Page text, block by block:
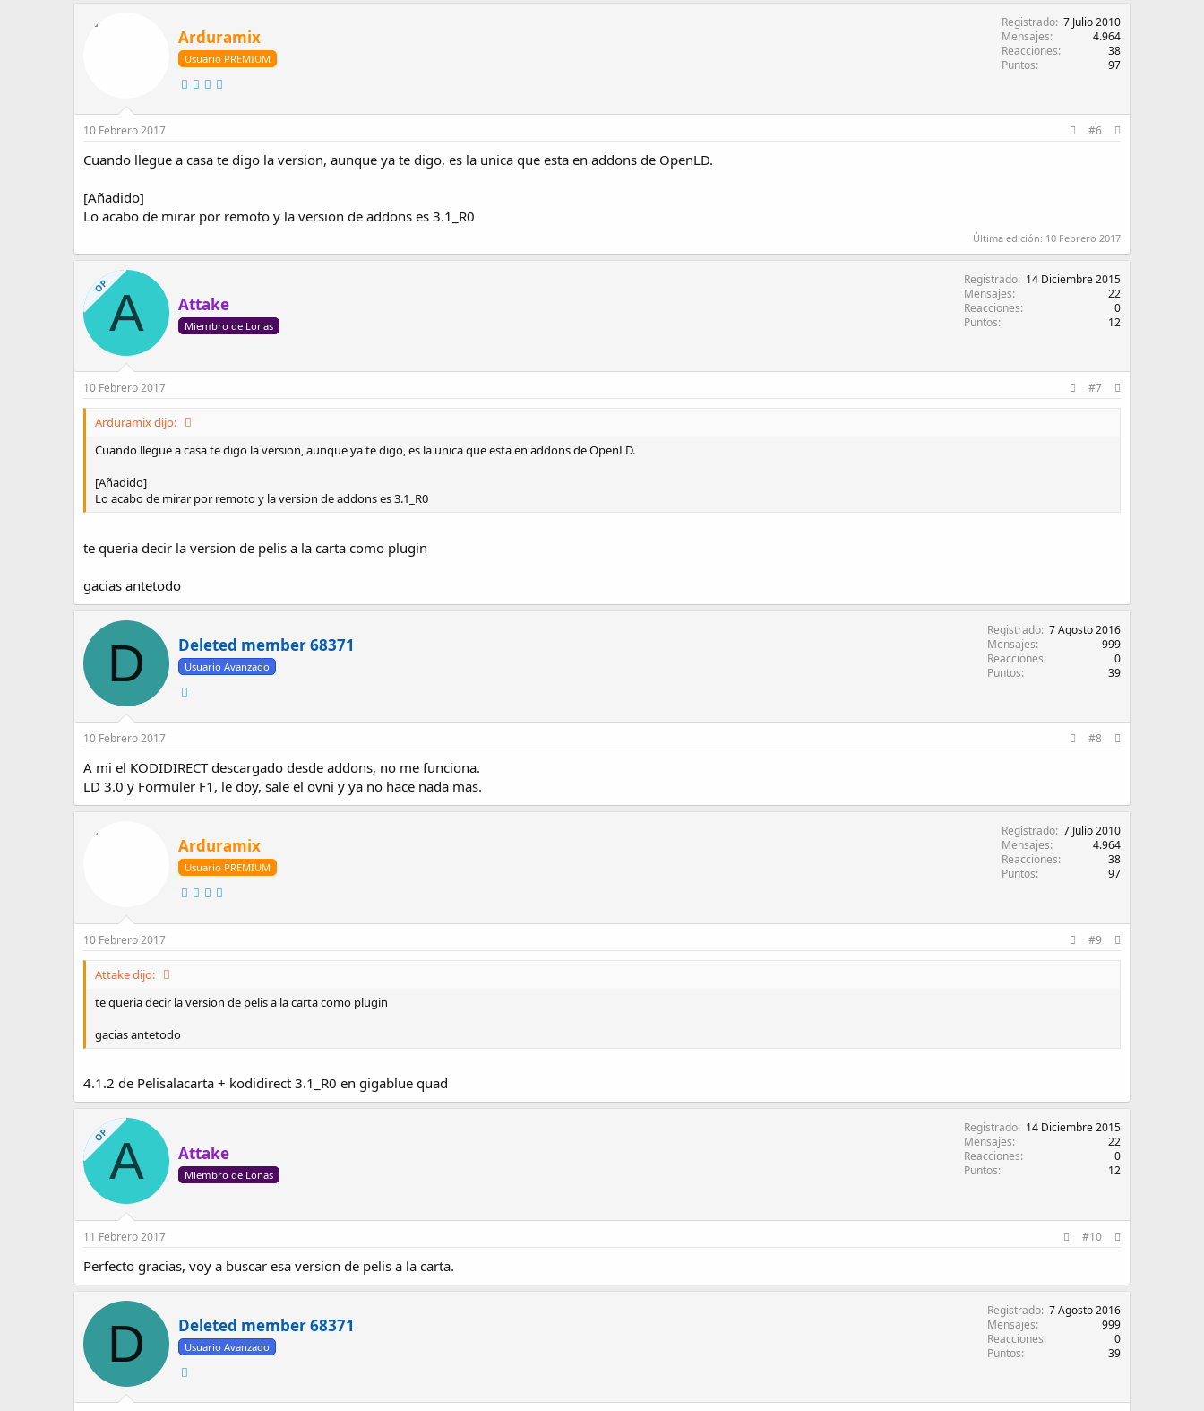
Arduramix
Usuario PREMIUM
Registrado 7 Julio 2010
Mensajes
4.964
Reacciones
38
Puntos
97
10 Febrero 2017 #6
Cuando llegue a casa te digo la version, aunque ya te digo, es la unica que esta en addons de OpenLD.
[Añadido]
Lo acabo de mirar por remoto y la version de addons es 3.1_R0
Última edición: 10 Febrero 2017
OPA Attake
Miembro de Lonas
Registrado 14 Diciembre 2015
Mensajes
22
Reacciones
0
Puntos
12
10 Febrero 2017 #7
Arduramix dijo:
Cuando llegue a casa te digo la version, aunque ya te digo, es la unica que esta en addons de OpenLD.
[Añadido]
Lo acabo de mirar por remoto y la version de addons es 3.1_R0
te queria decir la version de pelis a la carta como plugin
gacias antetodo
D Deleted member 68371
Usuario Avanzado
Registrado 7 Agosto 2016
Mensajes
999
Reacciones
0
Puntos
39
10 Febrero 2017 #8
A mi el KODIDIRECT descargado desde addons, no me funciona.
LD 3.0 y Formuler F1, le doy, sale el ovni y ya no hace nada mas.
Arduramix
Usuario PREMIUM
Registrado 7 Julio 2010
Mensajes
4.964
Reacciones
38
Puntos
97
10 Febrero 2017 #9
Attake dijo:
te queria decir la version de pelis a la carta como plugin
gacias antetodo
4.1.2 de Pelisalacarta + kodidirect 3.1_R0 en gigablue quad
OPA Attake
Miembro de Lonas
Registrado 14 Diciembre 2015
Mensajes
22
Reacciones
0
Puntos
12
11 Febrero 2017 #10
Perfecto gracias, voy a buscar esa version de pelis a la carta.
D Deleted member 68371
Usuario Avanzado
Registrado 7 Agosto 2016
Mensajes
999
Reacciones
0
Puntos
39